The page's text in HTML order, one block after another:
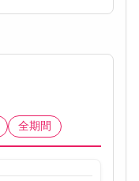
全期間